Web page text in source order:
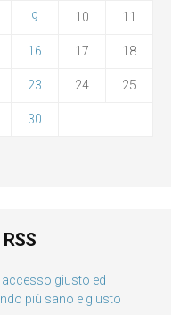
9 10 11
16 17 18
23 24 25
30
RSS
accesso giusto ed
più sano e giusto